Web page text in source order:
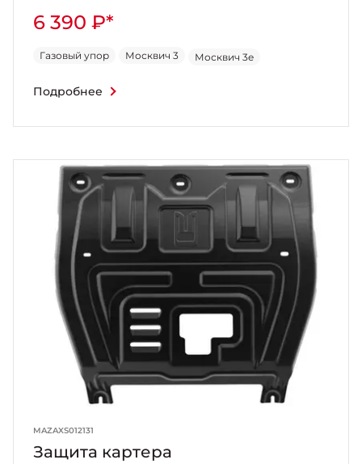
6 390 ₽*
Газовый упор Москвич 3 Москвич 3e
Подробнее
MAZAXS012131
Защита картера